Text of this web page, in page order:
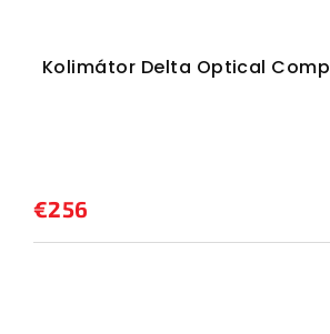
Kolimátor Delta Optical
€256